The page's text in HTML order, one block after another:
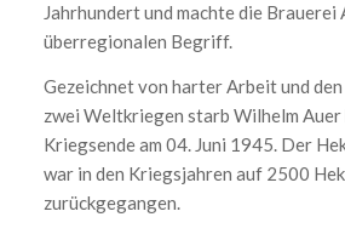
Jahrhundert und machte die Brauerei
überregionalen Begriff.
Gezeichnet von harter Arbeit und
zwei Weltkriegen starb Wilhelm Auer
Kriegsende am 04. Juni 1945. Der
war in den Kriegsjahren auf 2500
zurückgegangen.